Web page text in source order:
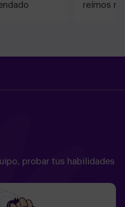
reímos
los
probar tus habilidades